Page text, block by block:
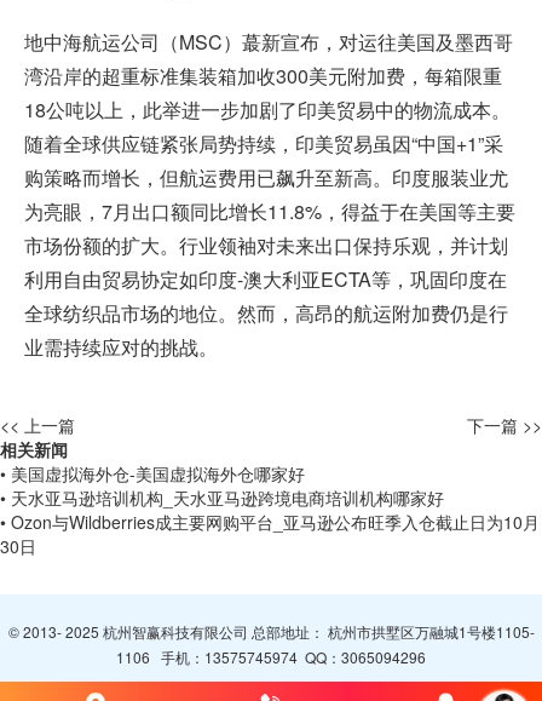
地中海航运公司（MSC）蕞新宣布，对运往美国及墨西哥
湾沿岸的超重标准集装箱加收300美元附加费，每箱限重
18公吨以上，此举进一步加剧了印美贸易中的物流成本。
随着全球供应链紧张局势持续，印美贸易虽因“中国+1”采
购策略而增长，但航运费用已飙升至新高。印度服装业尤
为亮眼，7月出口额同比增长11.8%，得益于在美国等主要
市场份额的扩大。行业领袖对未来出口保持乐观，并计划
利用自由贸易协定如印度-澳大利亚ECTA等，巩固印度在
全球纺织品市场的地位。然而，高昂的航运附加费仍是行
业需持续应对的挑战。
<< 上一篇
下一篇 >>
相关新闻
• 美国虚拟海外仓-美国虚拟海外仓哪家好
• 天水亚马逊培训机构_天水亚马逊跨境电商培训机构哪家好
• Ozon与Wildberries成主要网购平台_亚马逊公布旺季入仓截止日为10月
30日
© 2013- 2025 杭州智赢科技有限公司 总部地址： 杭州市拱墅区万融城1号楼1105-
1106 手机： 13575745974 QQ： 3065094296